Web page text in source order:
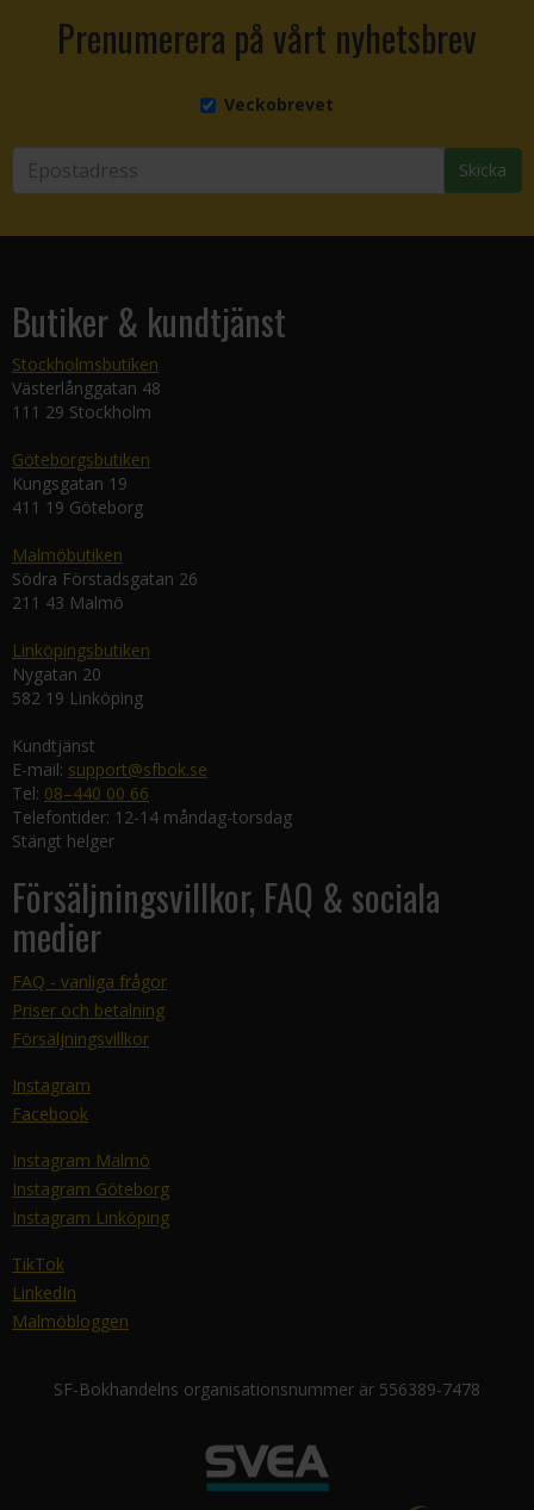
Prenumerera på vårt nyhetsbrev
Veckobrevet
Skicka
Butiker & kundtjänst
Stockholmsbutiken
Västerlånggatan 48
111 29 Stockholm
Göteborgsbutiken
Kungsgatan 19
411 19 Göteborg
Malmöbutiken
Södra Förstadsgatan 26
211 43 Malmö
Linköpingsbutiken
Nygatan 20
582 19 Linköping
Kundtjänst
E-mail: support@sfbok.se
Tel: 08–440 00 66
Telefontider: 12-14 måndag-torsdag
Stängt helger
Försäljningsvillkor, FAQ & sociala
medier
FAQ - vanliga frågor
Priser och betalning
Försäljningsvillkor
Instagram
Facebook
Instagram Malmö
Instagram Göteborg
Instagram Linköping
TikTok
LinkedIn
Malmöbloggen
SF-Bokhandelns organisationsnummer är 556389-7478